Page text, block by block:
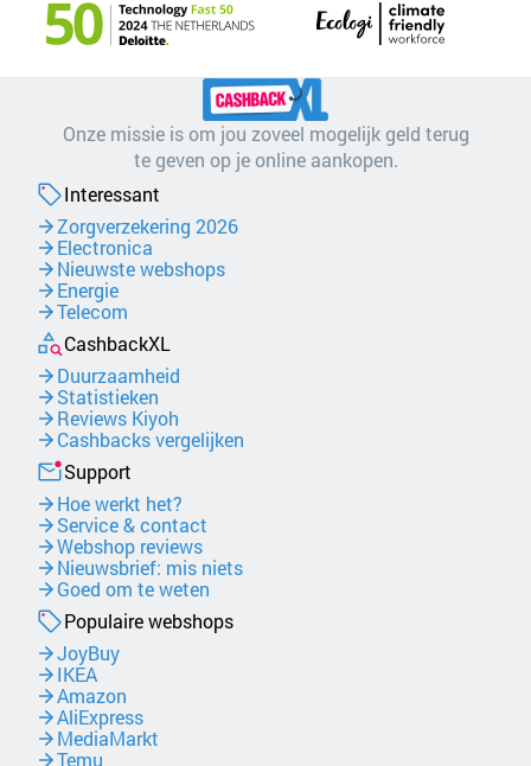
Onze missie is om jou zoveel mogelijk geld terug
te geven op je online aankopen.
Interessant
Zorgverzekering 2026
Electronica
Nieuwste webshops
Energie
Telecom
CashbackXL
Duurzaamheid
Statistieken
Reviews Kiyoh
Cashbacks vergelijken
Support
Hoe werkt het?
Service & contact
Webshop reviews
Nieuwsbrief: mis niets
Goed om te weten
Populaire webshops
JoyBuy
IKEA
Amazon
AliExpress
MediaMarkt
Temu